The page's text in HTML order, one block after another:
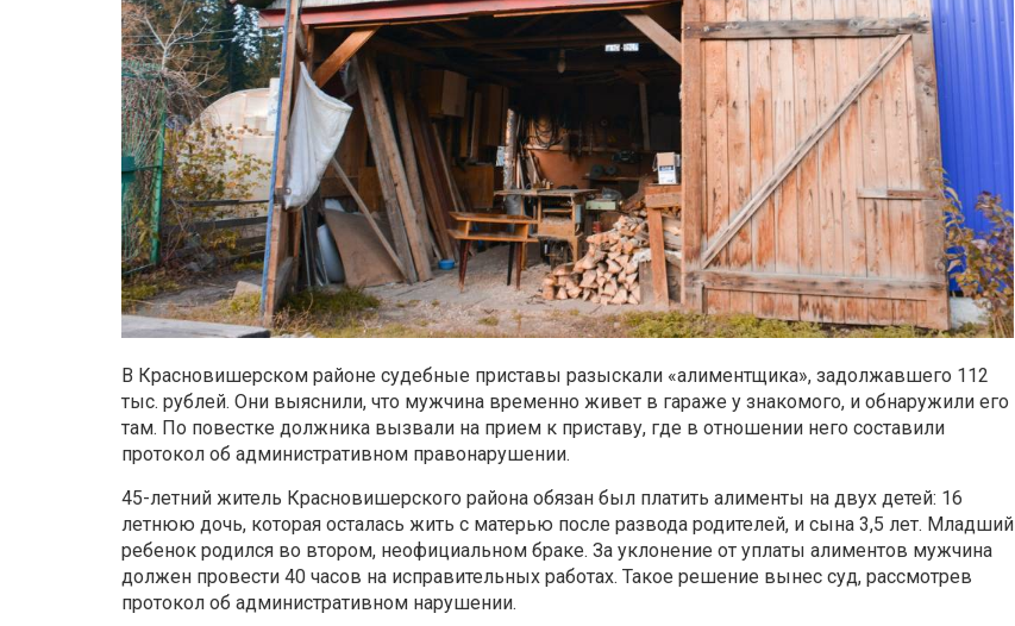
В Красновишерском районе судебные приставы разыскали «алиментщика», задолжавшего 112
тыс. рублей. Они выяснили, что мужчина временно живет в гараже у знакомого, и обнаружили его
там. По повестке должника вызвали на прием к приставу, где в отношении него составили
протокол об административном правонарушении.
45-летний житель Красновишерского района обязан был платить алименты на двух детей: 16
летнюю дочь, которая осталась жить с матерью после развода родителей, и сына 3,5 лет. Младший
ребенок родился во втором, неофициальном браке. За уклонение от уплаты алиментов мужчина
должен провести 40 часов на исправительных работах. Такое решение вынес суд, рассмотрев
протокол об административном нарушении.